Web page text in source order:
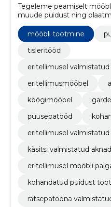
Tegeleme peamiselt
muude puidust ning
valmistamisega eritellimusel.
mööbli tootmine
tisleritööd
eritellimusel
eritellimusmööbel
köögimööbel
puusepatööd
eritellimusel
käsitsi valmistatud
eritellimusel mööbli
kohandatud puidust
rätsepatööna